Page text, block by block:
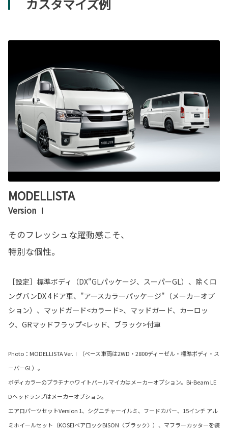
カスタマイズ例
MODELLISTA
Version Ⅰ
そのフレッシュな躍動感こそ、
特別な個性。
［設定］標準ボディ（DX"GLパッケージ、スーパーGL）、除くロ
ングバンDX 4ドア車、"アースカラーパッケージ"（メーカーオプ
ション）、マッドガ―ド<カラード>、マッドガード、カーロッ
ク、GRマッドフラップ<レッド、ブラック>付車
Photo：MODELLISTA Ver.Ⅰ（ベース車両は2WD・2800ディーゼル・標準ボディ・ス
ーパーGL）。
ボディカラーのプラチナホワイトパールマイカはメーカーオプション。Bi-Beam LE
Dヘッドランプはメーカーオプション。
エアロパーツセットVersion 1、シグニチャーイルミ、フードカバー、15インチ アル
ミホイールセット（KOSEIベアロックBISON〈ブラック〉）、マフラーカッターを装